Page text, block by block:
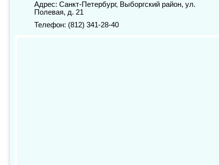
Адрес: Санкт-Петербург, Выборгский район, ул.
Полевая, д. 21
Телефон: (812) 341-28-40